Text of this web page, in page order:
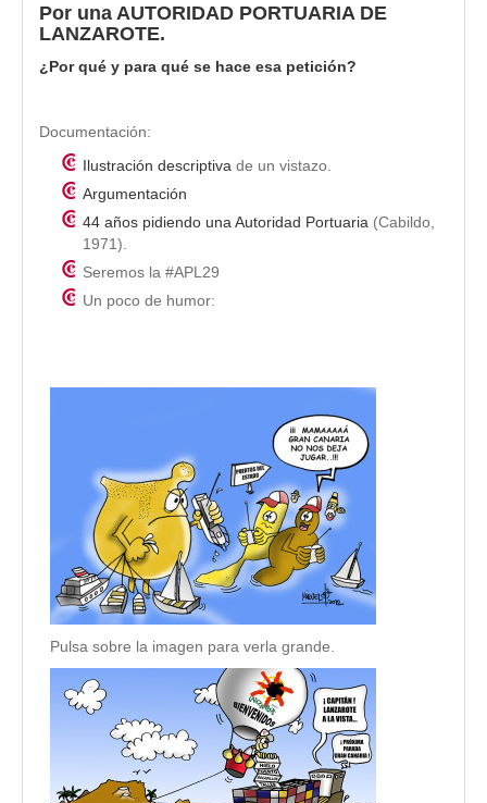
Por una AUTORIDAD PORTUARIA DE
LANZAROTE.
¿Por qué y para qué se hace esa petición?
Documentación:
Ilustración descriptiva de un vistazo.
Argumentación
44 años pidiendo una Autoridad Portuaria (Cabildo,
1971).
Seremos la #APL29
Un poco de humor:
Pulsa sobre la imagen para verla grande.